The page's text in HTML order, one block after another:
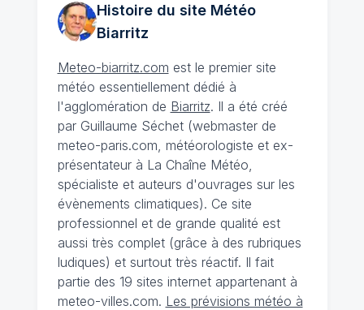
Histoire du site Météo
Biarritz
Meteo-biarritz.com est le premier site
météo essentiellement dédié à
l'agglomération de Biarritz. Il a été créé
par Guillaume Séchet (webmaster de
meteo-paris.com, météorologiste et ex-
présentateur à La Chaîne Météo,
spécialiste et auteurs d'ouvrages sur les
évènements climatiques). Ce site
professionnel et de grande qualité est
aussi très complet (grâce à des rubriques
ludiques) et surtout très réactif. Il fait
partie des 19 sites internet appartenant à
meteo-villes.com. Les prévisions météo à